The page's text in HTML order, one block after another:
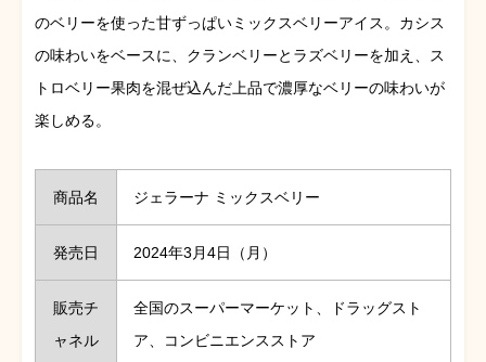
のベリーを使った甘ずっぱいミックスベリーアイス。カシス
の味わいをベースに、クランベリーとラズベリーを加え、ス
トロベリー果肉を混ぜ込んだ上品で濃厚なベリーの味わいが
楽しめる。
商品名 ジェラーナ ミックスベリー
発売日 2024年3月4日（月）
販売チ
ャネル
全国のスーパーマーケット、ドラッグスト
ア、コンビニエンスストア